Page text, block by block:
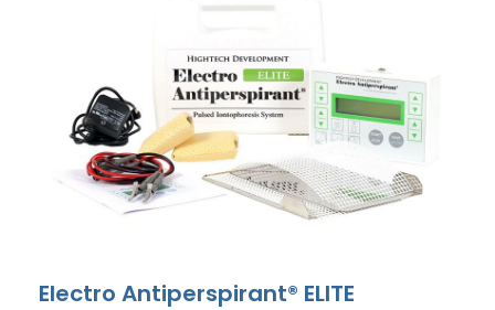
Electro Antiperspirant® ELITE